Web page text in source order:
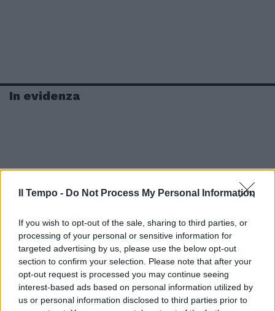
Il Tempo - Do Not Process My Personal Information
If you wish to opt-out of the sale, sharing to third parties, or
processing of your personal or sensitive information for
targeted advertising by us, please use the below opt-out
section to confirm your selection. Please note that after your
opt-out request is processed you may continue seeing
interest-based ads based on personal information utilized by
us or personal information disclosed to third parties prior to
In evidenza